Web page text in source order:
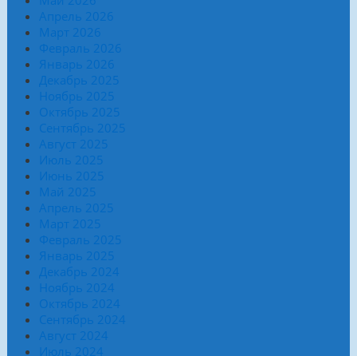
Апрель 2026
Март 2026
Февраль 2026
Январь 2026
Декабрь 2025
Ноябрь 2025
Октябрь 2025
Сентябрь 2025
Август 2025
Июль 2025
Июнь 2025
Май 2025
Апрель 2025
Март 2025
Февраль 2025
Январь 2025
Декабрь 2024
Ноябрь 2024
Октябрь 2024
Сентябрь 2024
Август 2024
Июль 2024